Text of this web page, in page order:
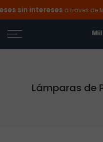
Ir
al
contenido
sin interesesa través de
Lámparas de